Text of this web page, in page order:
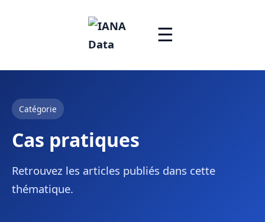
☰
Catégorie
Cas pratiques
Retrouvez les articles publiés dans cette
thématique.